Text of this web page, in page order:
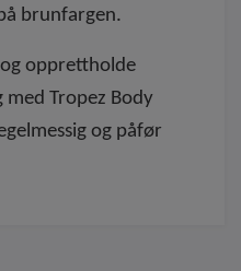
brunfargen.
opprettholde
med Tropez Body
og påfør